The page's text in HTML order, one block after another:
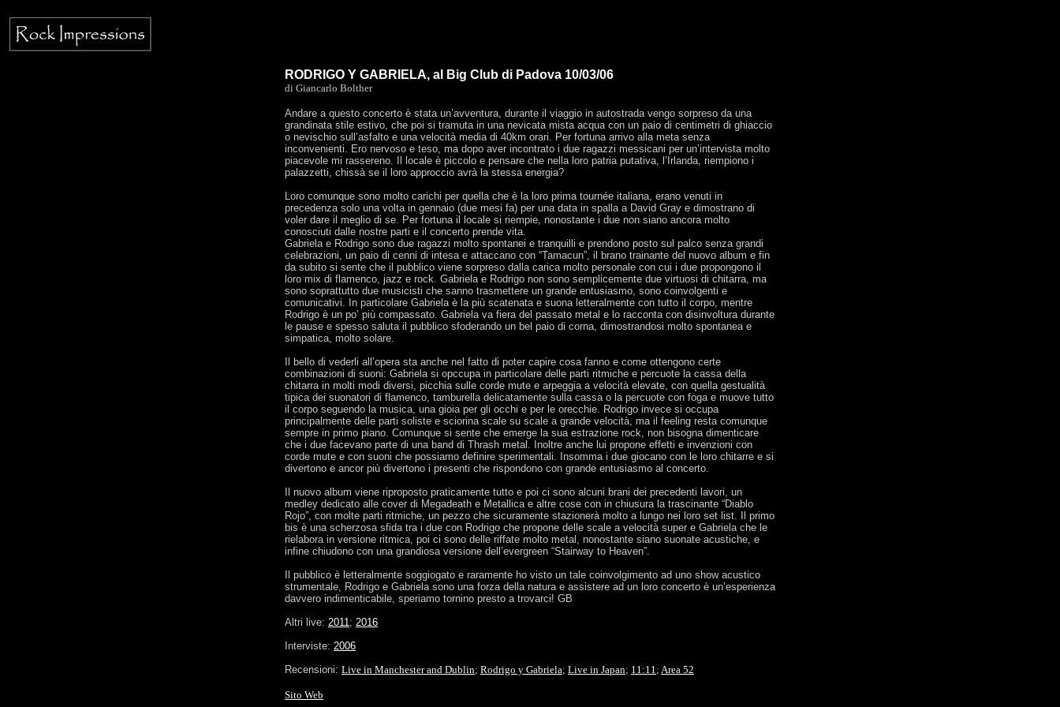
RODRIGO Y GABRIELA, al Big Club di Padova 10/03/06
di Giancarlo Bolther
Andare a questo concerto è stata un’avventura, durante il viaggio in autostrada vengo sorpreso da una
grandinata stile estivo, che poi si tramuta in una nevicata mista acqua con un paio di centimetri di ghiaccio
o nevischio sull’asfalto e una velocità media di 40km orari. Per fortuna arrivo alla meta senza
inconvenienti. Ero nervoso e teso, ma dopo aver incontrato i due ragazzi messicani per un’intervista molto
piacevole mi rassereno. Il locale è piccolo e pensare che nella loro patria putativa, l’Irlanda, riempiono i
palazzetti, chissà se il loro approccio avrà la stessa energia?
Loro comunque sono molto carichi per quella che è la loro prima tournée italiana, erano venuti in
precedenza solo una volta in gennaio (due mesi fa) per una data in spalla a David Gray e dimostrano di
voler dare il meglio di se. Per fortuna il locale si riempie, nonostante i due non siano ancora molto
conosciuti dalle nostre parti e il concerto prende vita.
Gabriela e Rodrigo sono due ragazzi molto spontanei e tranquilli e prendono posto sul palco senza grandi
celebrazioni, un paio di cenni di intesa e attaccano con “Tamacun”, il brano trainante del nuovo album e fin
da subito si sente che il pubblico viene sorpreso dalla carica molto personale con cui i due propongono il
loro mix di flamenco, jazz e rock. Gabriela e Rodrigo non sono semplicemente due virtuosi di chitarra, ma
sono soprattutto due musicisti che sanno trasmettere un grande entusiasmo, sono coinvolgenti e
comunicativi. In particolare Gabriela è la più scatenata e suona letteralmente con tutto il corpo, mentre
Rodrigo è un po’ più compassato. Gabriela va fiera del passato metal e lo racconta con disinvoltura durante
le pause e spesso saluta il pubblico sfoderando un bel paio di corna, dimostrandosi molto spontanea e
simpatica, molto solare.
Il bello di vederli all’opera sta anche nel fatto di poter capire cosa fanno e come ottengono certe
combinazioni di suoni: Gabriela si opccupa in particolare delle parti ritmiche e percuote la cassa della
chitarra in molti modi diversi, picchia sulle corde mute e arpeggia a velocità elevate, con quella gestualità
tipica dei suonatori di flamenco, tamburella delicatamente sulla cassa o la percuote con foga e muove tutto
il corpo seguendo la musica, una gioia per gli occhi e per le orecchie. Rodrigo invece si occupa
principalmente delle parti soliste e sciorina scale su scale a grande velocità, ma il feeling resta comunque
sempre in primo piano. Comunque si sente che emerge la sua estrazione rock, non bisogna dimenticare
che i due facevano parte di una band di Thrash metal. Inoltre anche lui propone effetti e invenzioni con
corde mute e con suoni che possiamo definire sperimentali. Insomma i due giocano con le loro chitarre e si
divertono e ancor più divertono i presenti che rispondono con grande entusiasmo al concerto.
Il nuovo album viene riproposto praticamente tutto e poi ci sono alcuni brani dei precedenti lavori, un
medley dedicato alle cover di Megadeath e Metallica e altre cose con in chiusura la trascinante “Diablo
Rojo”, con molte parti ritmiche, un pezzo che sicuramente stazionerà molto a lungo nei loro set list. Il primo
bis è una scherzosa sfida tra i due con Rodrigo che propone delle scale a velocità super e Gabriela che le
rielabora in versione ritmica, poi ci sono delle riffate molto metal, nonostante siano suonate acustiche, e
infine chiudono con una grandiosa versione dell’evergreen “Stairway to Heaven”.
Il pubblico è letteralmente soggiogato e raramente ho visto un tale coinvolgimento ad uno show acustico
strumentale, Rodrigo e Gabriela sono una forza della natura e assistere ad un loro concerto è un’esperienza
davvero indimenticabile, speriamo tornino presto a trovarci! GB
Altri live: 2011; 2016
Interviste: 2006
Recensioni: Live in Manchester and Dublin; Rodrigo y Gabriela; Live in Japan; 11:11; Area 52
Sito Web